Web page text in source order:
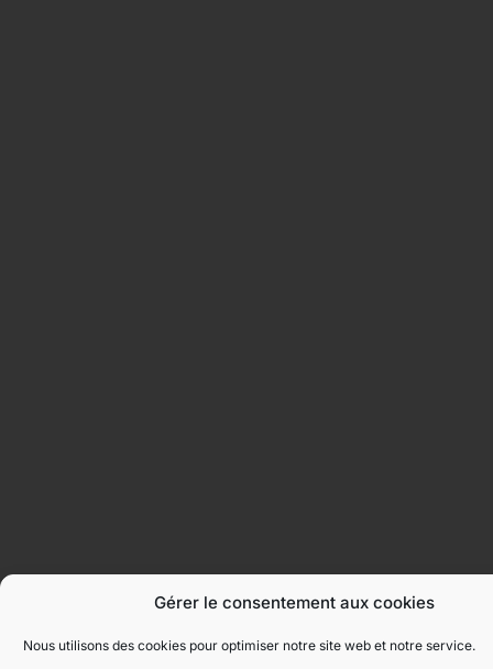
Gérer le consentement aux cookies
Nous utilisons des cookies pour optimiser notre site web et notre service.